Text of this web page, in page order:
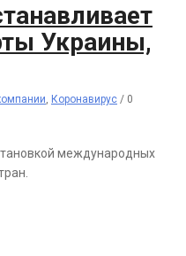
Украины,
, Коронавирус / 0
международных